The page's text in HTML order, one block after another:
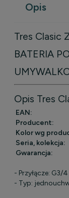
Opis
Tres Clasic
BATERIA
Opis Tres
EAN:
Producent:
Kolor wg
Seria, kolekcja:
Gwarancja:
- Przyłącze: G3/4
- Typ: